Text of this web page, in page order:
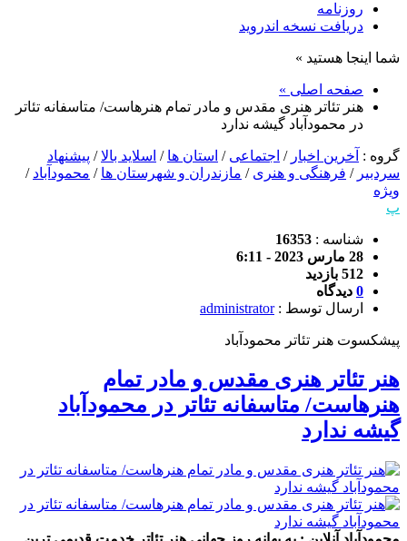
روزنامه
دریافت نسخه اندروید
شما اینجا هستید »
صفحه اصلی »
هنر تئاتر هنری مقدس و مادر تمام هنرهاست/ متاسفانه تئاتر
در محمودآباد گیشه ندارد
گروه : آخرین اخبار / اجتماعی / استان ها / اسلاید بالا/ پیشنهاد
سردبیر / فرهنگی و هنری / مازندران و شهرستان ها / محمودآباد /
ویژه
پ
شناسه : 16353
28 مارس 2023 - 6:11
512 بازدید
0 دیدگاه
ارسال توسط :administrator
پیشکسوت هنر تئاتر محمودآباد
هنر تئاتر هنری مقدس و مادر تمام
هنرهاست/ متاسفانه تئاتر در محمودآباد
گیشه ندارد